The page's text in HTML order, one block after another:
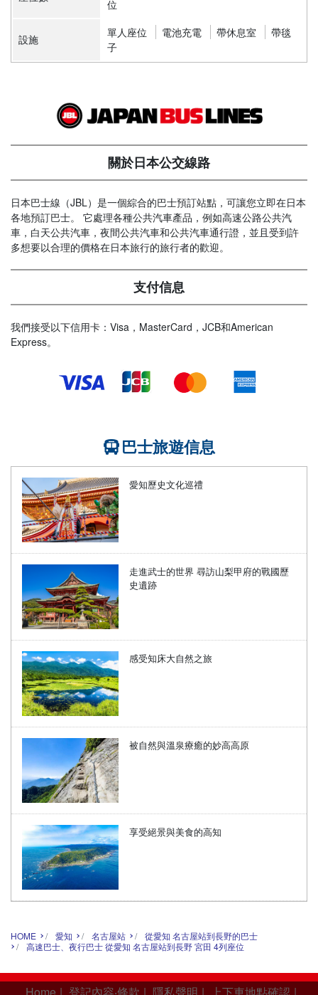
位
設施 單人座位 電池充電 帶休息室
帶毯
子
關於日本公交線路
日本巴士線（JBL）是一個綜合的巴士預訂站點，可讓您立即在日本
各地預訂巴士。 它處理各種公共汽車產品，例如高速公路公共汽
車，白天公共汽車，夜間公共汽車和公共汽車通行證，並且受到許
多想要以合理的價格在日本旅行的旅行者的歡迎。
支付信息
我們接受以下信用卡：Visa，MasterCard，JCB和American
Express。
巴士旅遊信息
愛知歷史文化巡禮
走進武士的世界 尋訪山梨甲府的戰國歷
史遺跡
感受知床大自然之旅
被自然與溫泉療癒的妙高高原
享受絕景與美食的高知
HOME 愛知 名古屋站
從愛知 名古屋站到長野的巴士
高速巴士、夜行巴士 從愛知 名古屋站到長野 宮田 4列座位
Home | 登記內容‧條款 | 隱私聲明 | 上下車地點確認 |